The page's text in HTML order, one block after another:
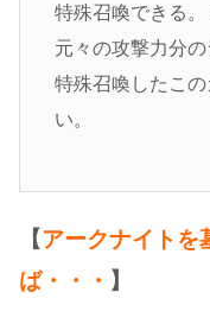
特殊召喚できる
元々の攻撃力分
特殊召喚したこ
い。
【アークナイトを
ば・・・ 】